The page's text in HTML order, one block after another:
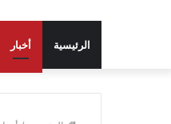
الرئيسية أخبار